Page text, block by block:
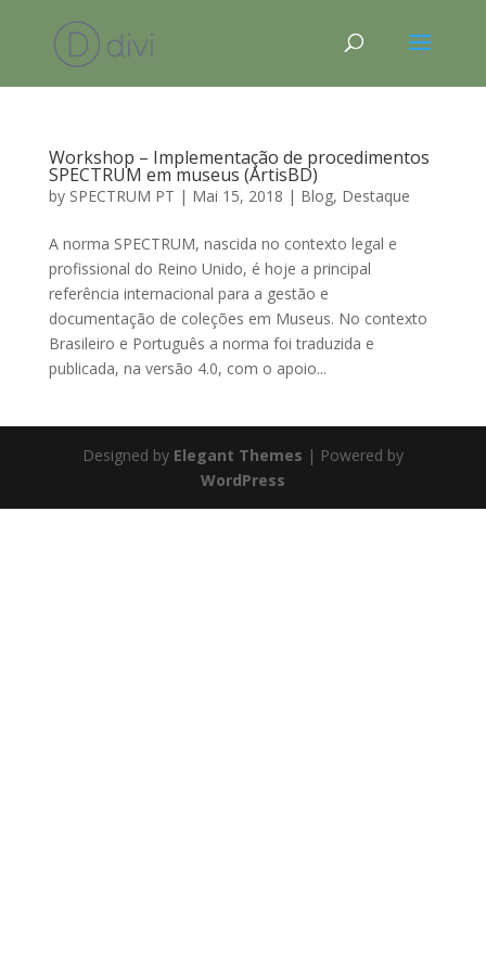
Workshop – Implementação de procedimentos
SPECTRUM em museus (ArtisBD)
by SPECTRUM PT | Mai 15, 2018 | Blog, Destaque
A norma SPECTRUM, nascida no contexto legal e
profissional do Reino Unido, é hoje a principal
referência internacional para a gestão e
documentação de coleções em Museus. No contexto
Brasileiro e Português a norma foi traduzida e
publicada, na versão 4.0, com o apoio...
Designed by Elegant Themes | Powered by
WordPress